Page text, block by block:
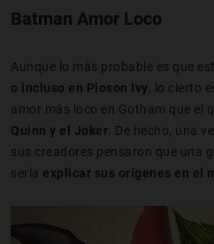
Batman Amor Loco
Aunque lo más probable es que
o incluso en Pioson Ivy , lo cierto
amor más loco en Gotham que el
Quinn y el Joker . De hecho, una
sus creadores pensaron que una
sería explicar sus orígenes en el